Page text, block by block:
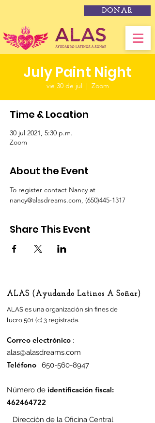
DONAR
July Paint Night
vie 30 de jul
  |
Zoom
Time & Location
30 jul 2021, 5:30 p.m.
Zoom
About the Event
To register contact Nancy at
nancy@alasdreams.com, (650)445-1317
Share This Event
ALAS (Ayudando Latinos A Soñar)
ALAS es una organización sin fines de
lucro 501 (c) 3 registrada.
Correo electrónico :
alas@alasdreams.com
Teléfono : 650-560-8947
Número de identificación fiscal:
462464722
Dirección de la Oficina Central